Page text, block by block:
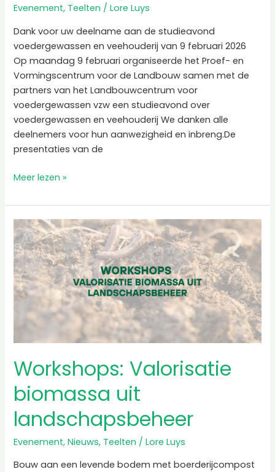
Evenement, Teelten /Lore Luys
Dank voor uw deelname aan de studieavond
voedergewassen en veehouderij van 9 februari 2026
Op maandag 9 februari organiseerde het Proef- en
Vormingscentrum voor de Landbouw samen met de
partners van het Landbouwcentrum voor
voedergewassen vzw een studieavond over
voedergewassen en veehouderij We danken alle
deelnemers voor hun aanwezigheid en inbreng.De
presentaties van de
Meer lezen »
Workshops: Valorisatie
biomassa uit
landschapsbeheer
Evenement,Nieuws, Teelten /Lore Luys
Bouw aan een levende bodem met boerderijcompost
Workshops:
Valorisatie
biomassa
uit
landschapsbeheer